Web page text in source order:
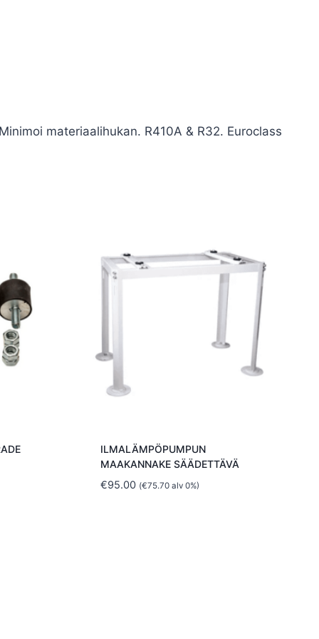
materiaalihukan. R410A & R32. Euroclass
ILMALÄMPÖPUMPUN
MAAKANNAKE SÄÄDETTÄVÄ
€95.00 (€75.70 alv 0%)